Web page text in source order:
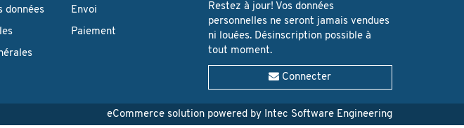
données Envoi
Paiement
Restez à jour! Vos données
personnelles ne seront jamais vendues
ni louées. Désinscription possible à
tout moment.
Connecter
eCommerce solution powered by Intec Software Engineering